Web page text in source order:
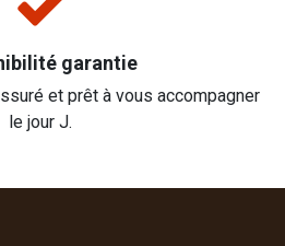
garantie
et prêt à vous accompagner
le jour J.